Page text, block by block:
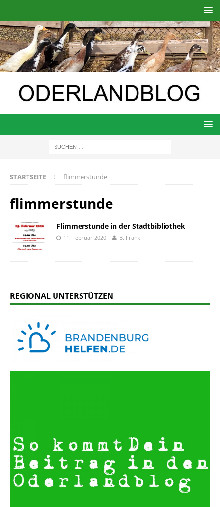
STARTSEITE flimmerstunde
flimmerstunde
Flimmerstunde in der Stadtbibliothek
11. Februar 2020 B. Frank
REGIONAL UNTERSTÜTZEN